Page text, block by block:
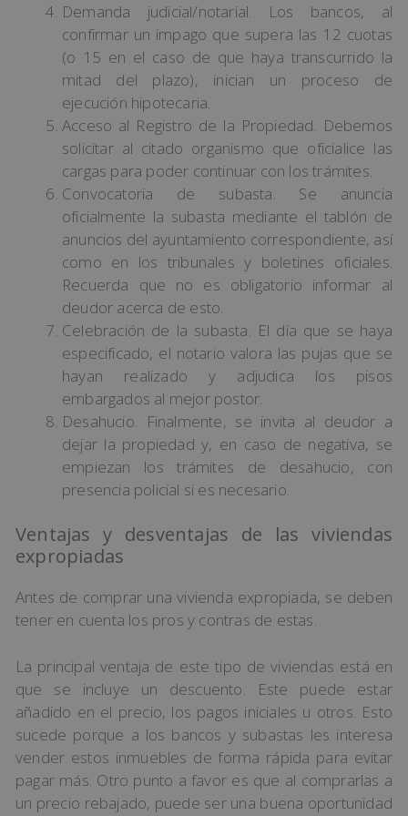
Demanda judicial/notarial. Los bancos, al
confirmar un impago que supera las 12 cuotas
(o 15 en el caso de que haya transcurrido la
mitad del plazo), inician un proceso de
ejecución hipotecaria.
Acceso al Registro de la Propiedad. Debemos
solicitar al citado organismo que oficialice las
cargas para poder continuar con los trámites.
Convocatoria de subasta. Se anuncia
oficialmente la subasta mediante el tablón de
anuncios del ayuntamiento correspondiente, así
como en los tribunales y boletines oficiales.
Recuerda que no es obligatorio informar al
deudor acerca de esto.
Celebración de la subasta. El día que se haya
especificado, el notario valora las pujas que se
hayan realizado y adjudica los pisos
embargados al mejor postor.
Desahucio. Finalmente, se invita al deudor a
dejar la propiedad y, en caso de negativa, se
empiezan los trámites de desahucio, con
presencia policial si es necesario.
Ventajas y desventajas de las viviendas
expropiadas
Antes de comprar una vivienda expropiada, se deben
tener en cuenta los pros y contras de estas.
La principal ventaja de este tipo de viviendas está en
que se incluye un descuento. Este puede estar
añadido en el precio, los pagos iniciales u otros. Esto
sucede porque a los bancos y subastas les interesa
vender estos inmuebles de forma rápida para evitar
pagar más. Otro punto a favor es que al comprarlas a
un precio rebajado, puede ser una buena oportunidad